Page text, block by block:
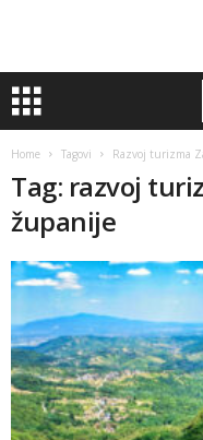
Home Tagovi Razvoj turizma
Tag: razvoj
županije